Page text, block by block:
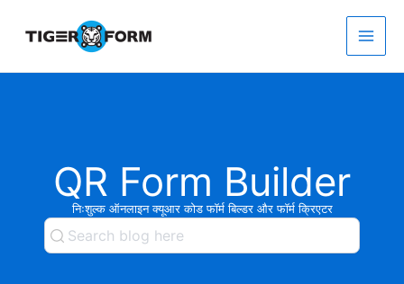
content
Main
QR Form Builder
निःशुल्क ऑनलाइन क्यूआर कोड फॉर्म बिल्डर और फॉर्म क्रिएटर